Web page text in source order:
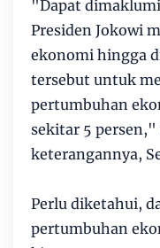
"Dapat
Presiden Jokowi
ekonomi hingga
tersebut untuk
pertumbuhan
sekitar 5 persen,"
keterangannya,
Perlu diketahui,
pertumbuhan